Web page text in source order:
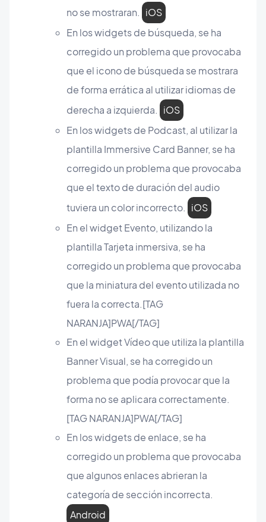
no se mostraran. iOS
En los widgets de búsqueda, se ha
corregido un problema que provocaba
que el icono de búsqueda se mostrara
de forma errática al utilizar idiomas de
derecha a izquierda. iOS
En los widgets de Podcast, al utilizar la
plantilla Immersive Card Banner, se ha
corregido un problema que provocaba
que el texto de duración del audio
tuviera un color incorrecto. iOS
En el widget Evento, utilizando la
plantilla Tarjeta inmersiva, se ha
corregido un problema que provocaba
que la miniatura del evento utilizada no
fuera la correcta.[TAG
NARANJA]PWA[/TAG]
En el widget Vídeo que utiliza la plantilla
Banner Visual, se ha corregido un
problema que podía provocar que la
forma no se aplicara correctamente.
[TAG NARANJA]PWA[/TAG]
En los widgets de enlace, se ha
corregido un problema que provocaba
que algunos enlaces abrieran la
categoría de sección incorrecta.
Android